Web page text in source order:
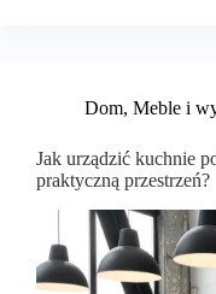
Dom, Meble i
Jak urządzić kuchnie
praktyczną przestrzeń?